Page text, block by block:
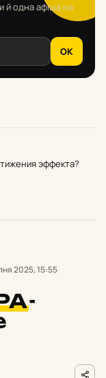
й одна афіша на
OK
эффекта?
2025, 15:55
-